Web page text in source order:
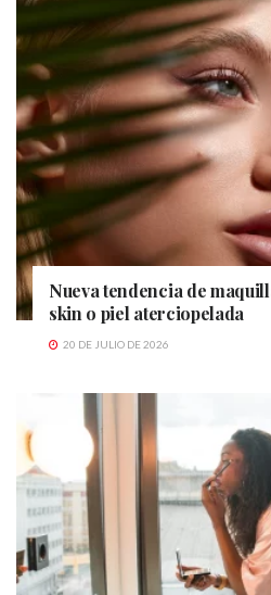
Nueva tendencia de
skin o piel aterciopelada
20 DE JULIO DE 2026